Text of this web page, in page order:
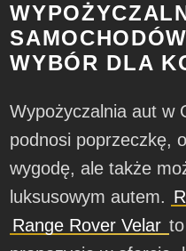
WYBÓR DLA
Wypożyczalnia aut w
podnosi poprzeczkę,
wygodę, ale także
luksusowym autem.
Range Rover Velar